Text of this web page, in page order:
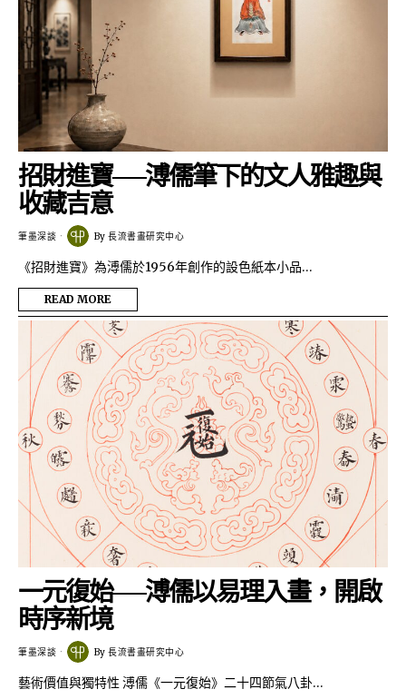
招財進寶──溥儒筆下的文人雅趣與
收藏吉意
筆墨深談 By 長流書畫研究中心
《招財進寶》為溥儒於1956年創作的設色紙本小品…
READ MORE
一元復始──溥儒以易理入畫，開啟
時序新境
筆墨深談 By 長流書畫研究中心
藝術價值與獨特性 溥儒《一元復始》二十四節氣八卦…